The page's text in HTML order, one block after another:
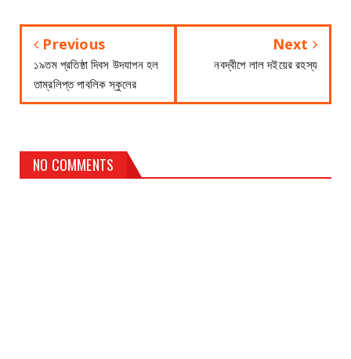
Previous
১৯তম প্রতিষ্ঠা দিবস উদযাপন হল
তাম্রলিপ্ত পাবলিক স্কুলের
Next
নবদ্বীপে লাল দইয়ের রহস্য
NO COMMENTS